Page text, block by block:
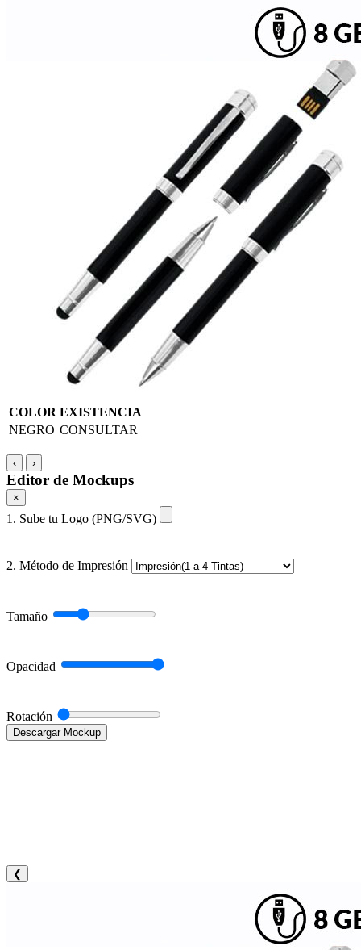
COLOR EXISTENCIA
NEGRO CONSULTAR
‹ ›
Editor de Mockups
×
1. Sube tu Logo (PNG/SVG)
2. Método de Impresión
Tamaño
Opacidad
Rotación
Descargar Mockup
❮